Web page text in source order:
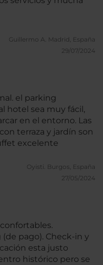
Guillermo A. Madrid, España
29/07/2024
el parking
hotel sea muy fácil,
en el entorno. Las
terraza y jardín son
excelente
Oyisti. Burgos, España
27/05/2024
pago). Check-in y
esta justo
histórico pero se